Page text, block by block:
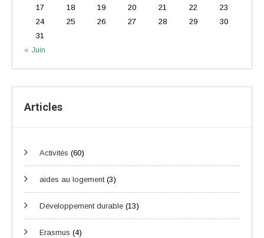
17
18 19 20 21 22
23
24
25 26 27 28 29
30
31
« Juin
Articles
Activités (60)
aides au logement(3)
Développement durable (13)
Erasmus (4)